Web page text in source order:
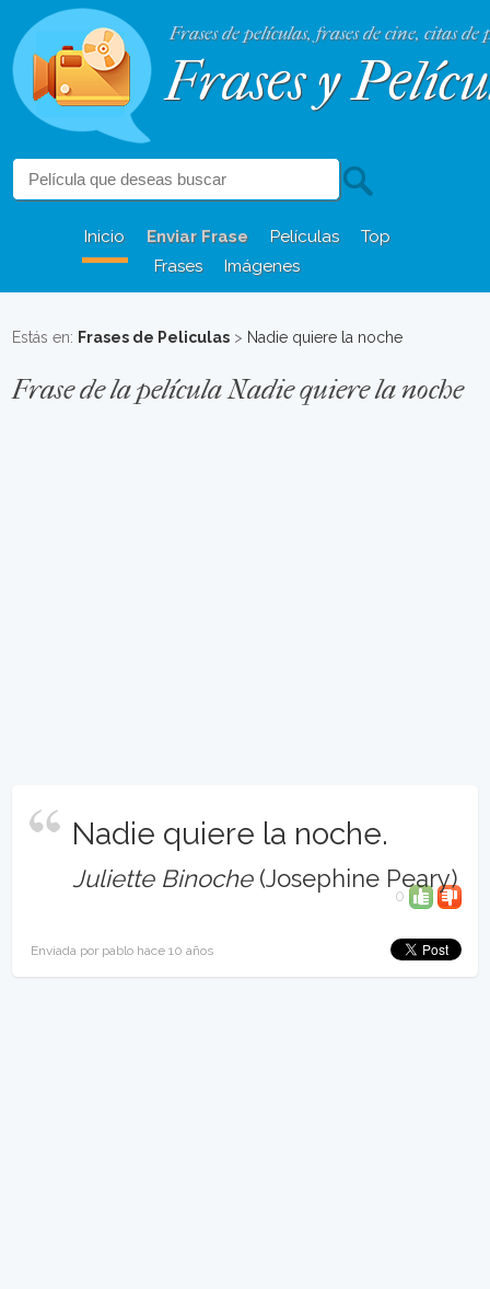
Frases de películas, frases de cine, citas de
Frases y
Inicio Enviar Frase Películas
Top
Frases
Imágenes
Estás en: Frases de Peliculas > Nadie quiere la noche
Frase de la película Nadie quiere la noche
Nadie quiere la noche.
Juliette Binoche (Josephine Peary)
0
Enviada por pablo hace 10 años